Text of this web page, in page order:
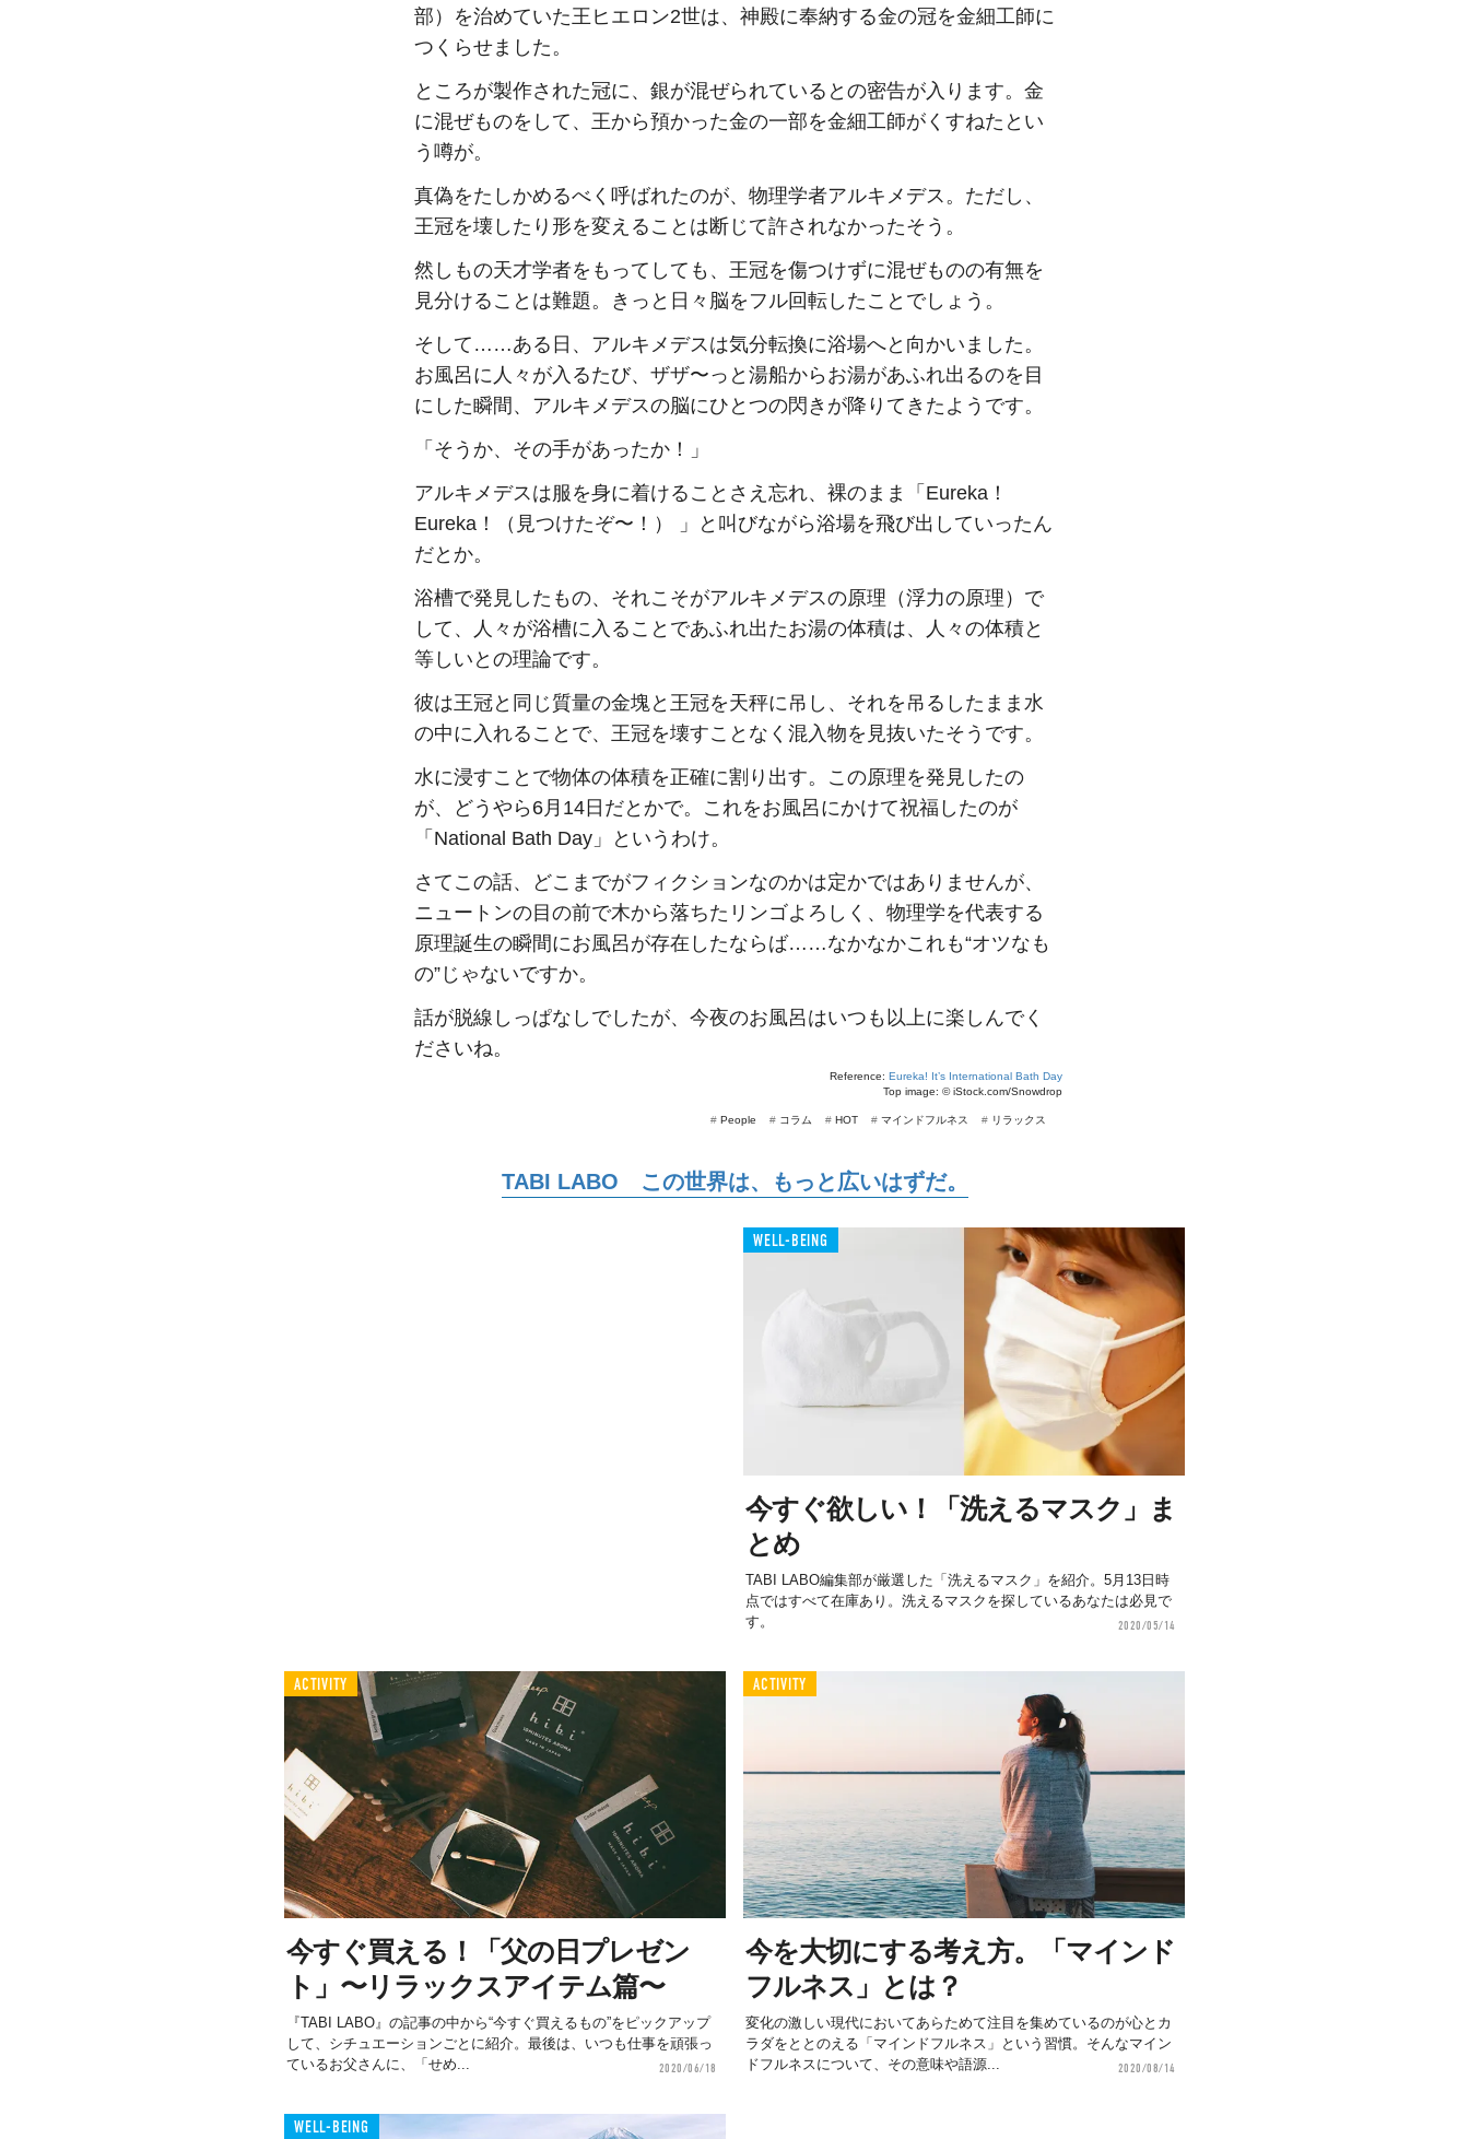
部）を治めていた王ヒエロン2世は、神殿に奉納する金の冠を金細工師に
つくらせました。
ところが製作された冠に、銀が混ぜられているとの密告が入ります。金
に混ぜものをして、王から預かった金の一部を金細工師がくすねたとい
う噂が。
真偽をたしかめるべく呼ばれたのが、物理学者アルキメデス。ただし、
王冠を壊したり形を変えることは断じて許されなかったそう。
然しもの天才学者をもってしても、王冠を傷つけずに混ぜものの有無を
見分けることは難題。きっと日々脳をフル回転したことでしょう。
そして……ある日、アルキメデスは気分転換に浴場へと向かいました。
お風呂に人々が入るたび、ザザ〜っと湯船からお湯があふれ出るのを目
にした瞬間、アルキメデスの脳にひとつの閃きが降りてきたようです。
「そうか、その手があったか！」
アルキメデスは服を身に着けることさえ忘れ、裸のまま「Eureka！
Eureka！（見つけたぞ〜！） 」と叫びながら浴場を飛び出していったん
だとか。
浴槽で発見したもの、それこそがアルキメデスの原理（浮力の原理）で
して、人々が浴槽に入ることであふれ出たお湯の体積は、人々の体積と
等しいとの理論です。
彼は王冠と同じ質量の金塊と王冠を天秤に吊し、それを吊るしたまま水
の中に入れることで、王冠を壊すことなく混入物を見抜いたそうです。
水に浸すことで物体の体積を正確に割り出す。この原理を発見したの
が、どうやら6月14日だとかで。これをお風呂にかけて祝福したのが
「National Bath Day」というわけ。
さてこの話、どこまでがフィクションなのかは定かではありませんが、
ニュートンの目の前で木から落ちたリンゴよろしく、物理学を代表する
原理誕生の瞬間にお風呂が存在したならば……なかなかこれも“オツなも
の”じゃないですか。
話が脱線しっぱなしでしたが、今夜のお風呂はいつも以上に楽しんでく
ださいね。
Reference: Eureka! It’s International Bath Day
Top image: ©iStock.com/Snowdrop
# リラックス
# マインドフルネス
# HOT
# コラム
# People
TABI LABO この世界は、もっと広いはずだ。
WELL-BEING
今すぐ欲しい！「洗えるマスク」ま
とめ
TABI LABO編集部が厳選した「洗えるマスク」を紹介。5月13日時
点ではすべて在庫あり。洗えるマスクを探しているあなたは必見で
す。
2020/05/14
ACTIVITY
今すぐ買える！「父の日プレゼン
ト」〜リラックスアイテム篇〜
『TABI LABO』の記事の中から“今すぐ買えるもの”をピックアップ
して、シチュエーションごとに紹介。最後は、いつも仕事を頑張っ
ているお父さんに、「せめ...
2020/06/18
ACTIVITY
今を大切にする考え方。「マインド
フルネス」とは？
変化の激しい現代においてあらためて注目を集めているのが心とカ
ラダをととのえる「マインドフルネス」という習慣。そんなマイン
ドフルネスについて、その意味や語源...
2020/08/14
WELL-BEING